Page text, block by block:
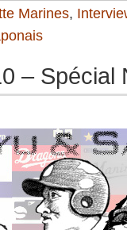
Marines,
– Spécial